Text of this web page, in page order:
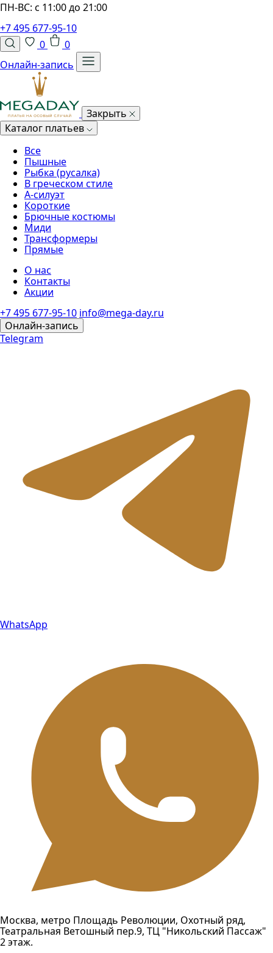
ПН-ВС: с 11:00 до 21:00
+7 495 677-95-10
0
0
Онлайн-запись
Закрыть
Каталог платьев
Все
Пышные
Рыбка (русалка)
В греческом стиле
А-силуэт
Короткие
Брючные костюмы
Миди
Трансформеры
Прямые
О нас
Контакты
Акции
+7 495 677-95-10 info@mega-day.ru
Онлайн-запись
Telegram
WhatsApp
Москва, метро Площадь Революции, Охотный ряд,
Театральная Ветошный пер.9, ТЦ "Никольский Пассаж"
2 этаж.